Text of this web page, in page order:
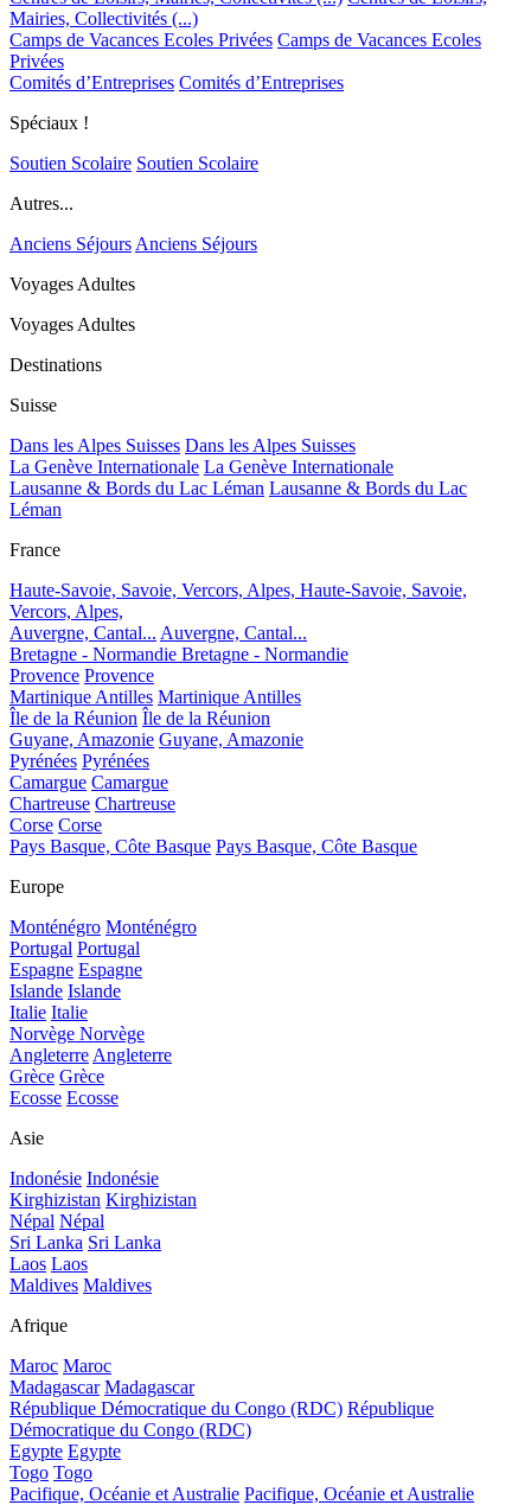
Mairies, Collectivités (...)
Camps de Vacances Ecoles Privées Camps de Vacances Ecoles
Privées
Comités d’Entreprises Comités d’Entreprises
Spéciaux !
Soutien Scolaire Soutien Scolaire
Autres...
Anciens Séjours Anciens Séjours
Voyages Adultes
Voyages Adultes
Destinations
Suisse
Dans les Alpes Suisses Dans les Alpes Suisses
La Genève Internationale La Genève Internationale
Lausanne & Bords du Lac Léman Lausanne & Bords du Lac
Léman
France
Haute-Savoie, Savoie, Vercors, Alpes, Haute-Savoie, Savoie,
Vercors, Alpes,
Auvergne, Cantal... Auvergne, Cantal...
Bretagne - Normandie Bretagne - Normandie
Provence Provence
Martinique Antilles Martinique Antilles
Île de la Réunion Île de la Réunion
Guyane, Amazonie Guyane, Amazonie
Pyrénées Pyrénées
Camargue Camargue
Chartreuse Chartreuse
Corse Corse
Pays Basque, Côte Basque Pays Basque, Côte Basque
Europe
Monténégro Monténégro
Portugal Portugal
Espagne Espagne
Islande Islande
Italie Italie
Norvège Norvège
Angleterre Angleterre
Grèce Grèce
Ecosse Ecosse
Asie
Indonésie Indonésie
Kirghizistan Kirghizistan
Népal Népal
Sri Lanka Sri Lanka
Laos Laos
Maldives Maldives
Afrique
Maroc Maroc
Madagascar Madagascar
République Démocratique du Congo (RDC) République
Démocratique du Congo (RDC)
Egypte Egypte
Togo Togo
Pacifique, Océanie et Australie Pacifique, Océanie et Australie